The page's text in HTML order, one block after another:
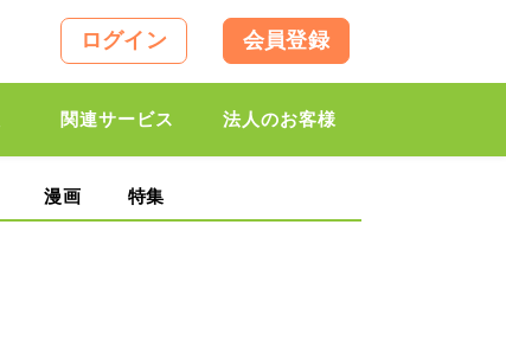
ログイン 会員登録
関連サービス 法人のお客様
漫画 特集